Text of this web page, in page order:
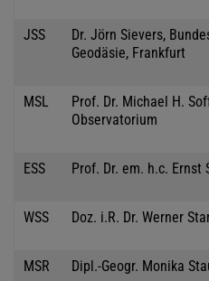
JSS
Dr. Jörn Sievers,
Geodäsie, Frankfurt
MSL
Prof. Dr. Michael H.
Observatorium
ESS Prof. Dr. em. h.c. Ernst
WSS Doz. i.R. Dr. Werner
MSR Dipl.-Geogr. Monika